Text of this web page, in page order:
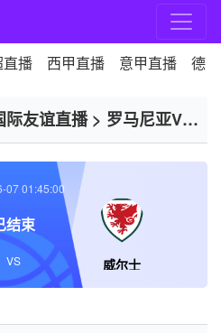
直播 西甲直播 意甲直播 德
际友谊直播> 罗马尼亚VS
威尔士
07 01:45:00
结束
VS